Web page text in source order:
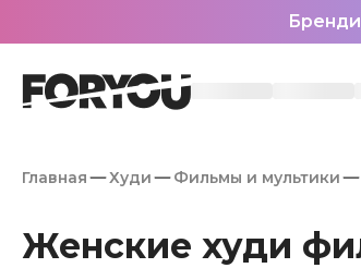
Главная Худи Фильмы и мультики
Женские худи